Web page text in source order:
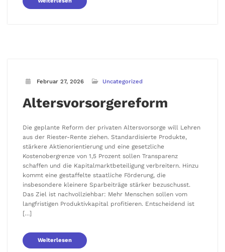
Februar 27, 2026 Uncategorized
Altersvorsorgereform
Die geplante Reform der privaten Altersvorsorge will Lehren
aus der Riester-Rente ziehen. Standardisierte Produkte,
stärkere Aktienorientierung und eine gesetzliche
Kostenobergrenze von 1,5 Prozent sollen Transparenz
schaffen und die Kapitalmarktbeteiligung verbreitern. Hinzu
kommt eine gestaffelte staatliche Förderung, die
insbesondere kleinere Sparbeiträge stärker bezuschusst.
Das Ziel ist nachvollziehbar: Mehr Menschen sollen vom
langfristigen Produktivkapital profitieren. Entscheidend ist
[…]
Weiterlesen